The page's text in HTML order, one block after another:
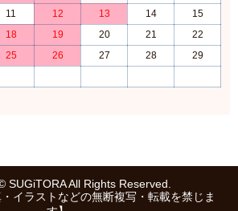
11 12 13 14
15
18 19 20 21
22
25 26 27 28
29
SUGiTORA All Rights Reserved.
・イラストなどの無断複写・転載を禁じま